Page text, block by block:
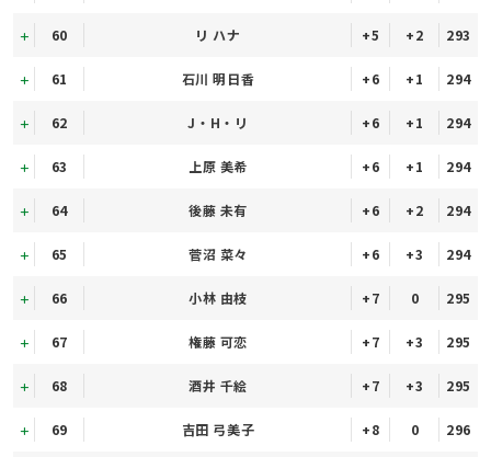
60 リ ハナ +5 +2 293
61 石川 明日香 +6 +1 294
62 J・H・リ +6 +1 294
63 上原 美希 +6 +1 294
64 後藤 未有 +6 +2 294
65 菅沼 菜々 +6 +3 294
66 小林 由枝 +7 0 295
67 権藤 可恋 +7 +3 295
68 酒井 千絵 +7 +3 295
69 吉田 弓美子 +8 0 296